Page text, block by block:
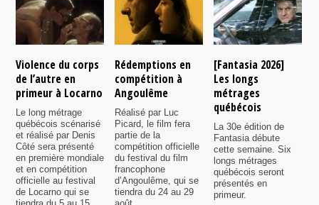
Violence du corps
de l’autre en
primeur à Locarno
Le long métrage
québécois scénarisé
et réalisé par Denis
Côté sera présenté
en première mondiale
et en compétition
officielle au festival
de Locarno qui se
Rédemptions en
compétition à
Angoulême
Réalisé par Luc
Picard, le film fera
partie de la
compétition officielle
du festival du film
francophone
d’Angoulême, qui se
tiendra du 24 au 29
[Fantasia 2026]
Les longs
métrages
québécois
La 30e édition de
Fantasia débute
cette semaine. Six
longs métrages
québécois seront
présentés en
primeur.